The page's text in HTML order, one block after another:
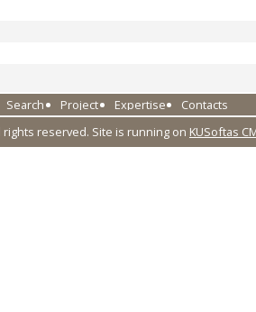
Search Project Expertise
Contacts
rights reserved. Site is running on KUSoftas